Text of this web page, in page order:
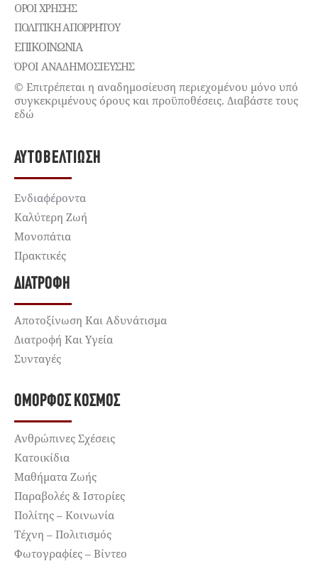
ΌΡΟΙ ΧΡΉΣΗΣ
ΠΟΛΙΤΙΚΉ ΑΠΟΡΡΉΤΟΥ
ΕΠΙΚΟΙΝΩΝΊΑ
ΌΡΟΙ ΑΝΑΔΗΜΟΣΙΕΥΣΗΣ
© Επιτρέπεται η αναδημοσίευση περιεχομένου μόνο υπό
συγκεκριμένους όρους και προϋποθέσεις. Διαβάστε τους
εδώ
ΑΥΤΟΒΕΛΤΊΩΣΗ
Ενδιαφέροντα
Καλύτερη Ζωή
Μονοπάτια
Πρακτικές
ΔΙΑΤΡΟΦΉ
Αποτοξίνωση Και Αδυνάτισμα
Διατροφή Και Υγεία
Συνταγές
ΌΜΟΡΦΟΣ ΚΌΣΜΟΣ
Ανθρώπινες Σχέσεις
Κατοικίδια
Μαθήματα Ζωής
Παραβολές & Ιστορίες
Πολίτης – Κοινωνία
Τέχνη – Πολιτισμός
Φωτογραφίες – Βίντεο